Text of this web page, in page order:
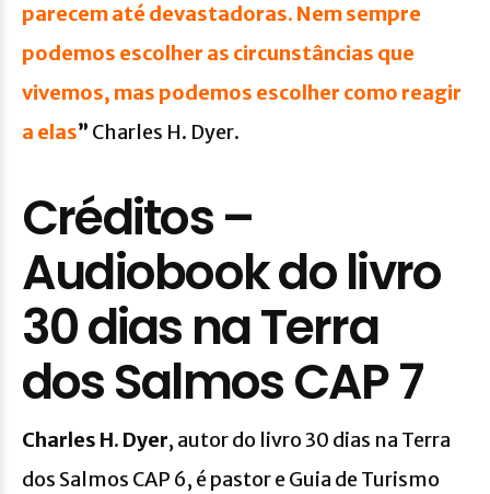
parecem até devastadoras. Nem sempre
podemos escolher as circunstâncias que
vivemos, mas podemos escolher como reagir
a elas” Charles H. Dyer.
Créditos –
Audiobook do livro
30 dias na Terra
dos Salmos CAP 7
Charles H. Dyer, autor do livro 30 dias na Terra
dos Salmos CAP 6, é pastor e Guia de Turismo